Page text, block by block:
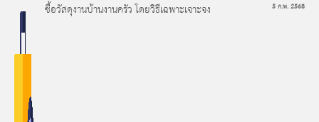
ซื้อวัสดุงานบ้านงานครัว โดยวิธีเฉพาะเจาะจง 5 ก.พ. 2568